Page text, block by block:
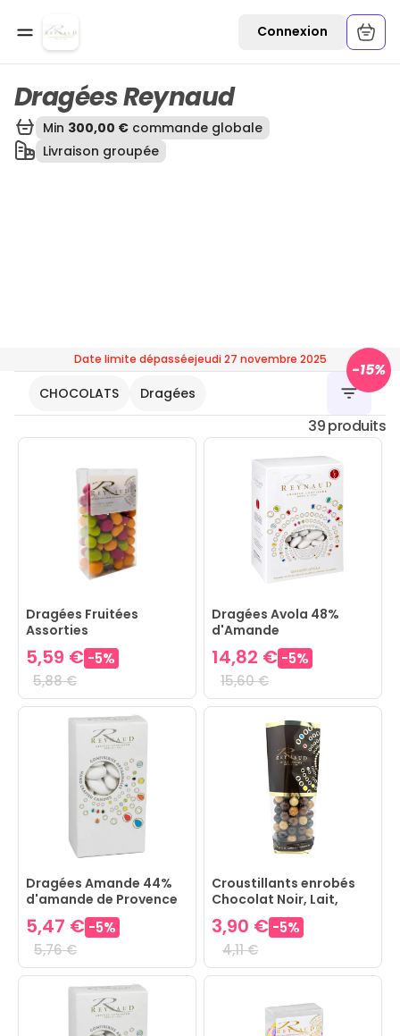
Connexion
Ouvrir une commande
Dragées Reynaud
Min 300,00 € commande globale
Livraison groupée
Date limite dépasséejeudi 27 novembre 2025
CHOCOLATS Dragées
39 produits
Dragées Fruitées
Assorties
5,59 €
5,88 €
-5%
Dragées Avola 48%
d'Amande
14,82 €
15,60 €
-5%
Dragées Amande 44%
d'amande de Provence
5,47 €
5,76 €
-5%
Croustillants enrobés
Chocolat Noir, Lait,
Nougat & Caramel
3,90 €
4,11 €
-5%
-15%